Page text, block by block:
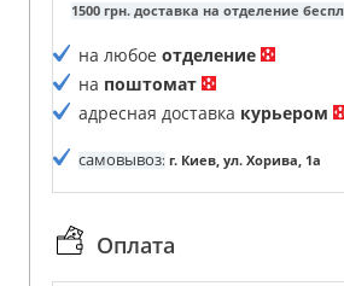
1500 грн. доставка на отделение
на любое отделение
на поштомат
адресная доставка курьером
самовывоз: г. Киев, ул. Хорива, 1а
Оплата